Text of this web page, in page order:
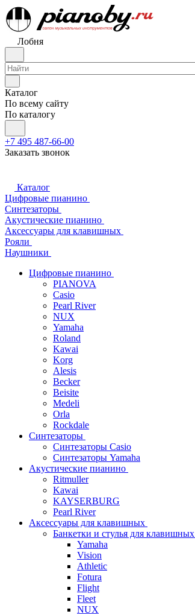
Лобня
Каталог
По всему сайту
По каталогу
+7 495 487-66-00
Заказать звонок
Каталог
Цифровые пианино
Синтезаторы
Акустические пианино
Аксессуары для клавишных
Рояли
Наушники
Цифровые пианино
PIANOVA
Casio
Pearl River
NUX
Yamaha
Roland
Kawai
Korg
Alesis
Becker
Beisite
Medeli
Orla
Rockdale
Синтезаторы
Синтезаторы Casio
Синтезаторы Yamaha
Акустические пианино
Ritmuller
Kawai
KAYSERBURG
Pearl River
Аксессуары для клавишных
Банкетки и стулья для клавишных
Yamaha
Vision
Athletic
Fotura
Flight
Fleet
NUX